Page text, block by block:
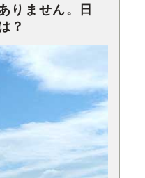
りません。日
？